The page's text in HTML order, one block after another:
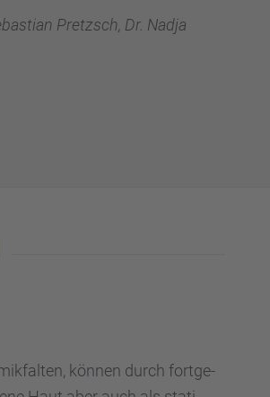
Pretzsch, Dr. Nadja
können durch fortge­